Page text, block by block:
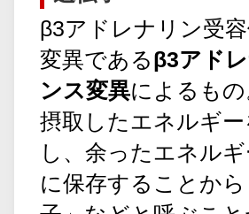
β3アドレナリン受
変異であるβ3アド
ンス変異によるもの
摂取したエネルギ
し、余ったエネルギ
に保存することか